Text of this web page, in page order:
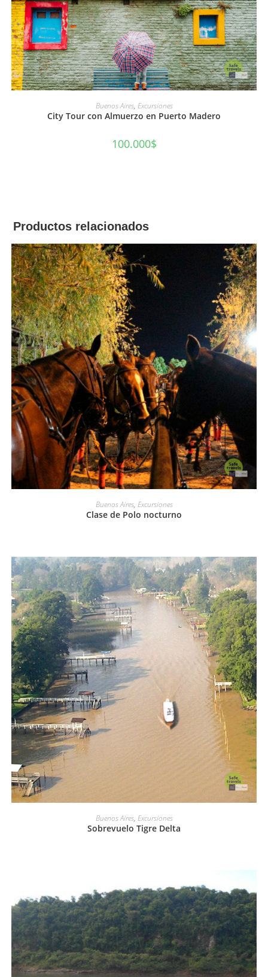
AÑADIR AL CARRITO
Buenos Aires, Excursiones
City Tour con Almuerzo en Puerto Madero
100.000$
Productos relacionados
LEER MÁS
Buenos Aires, Excursiones
Clase de Polo nocturno
LEER MÁS
Buenos Aires, Excursiones
Sobrevuelo Tigre Delta